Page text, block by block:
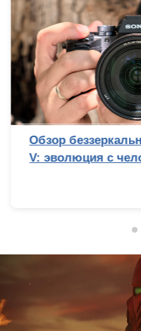
Обзор
V: эволюция с